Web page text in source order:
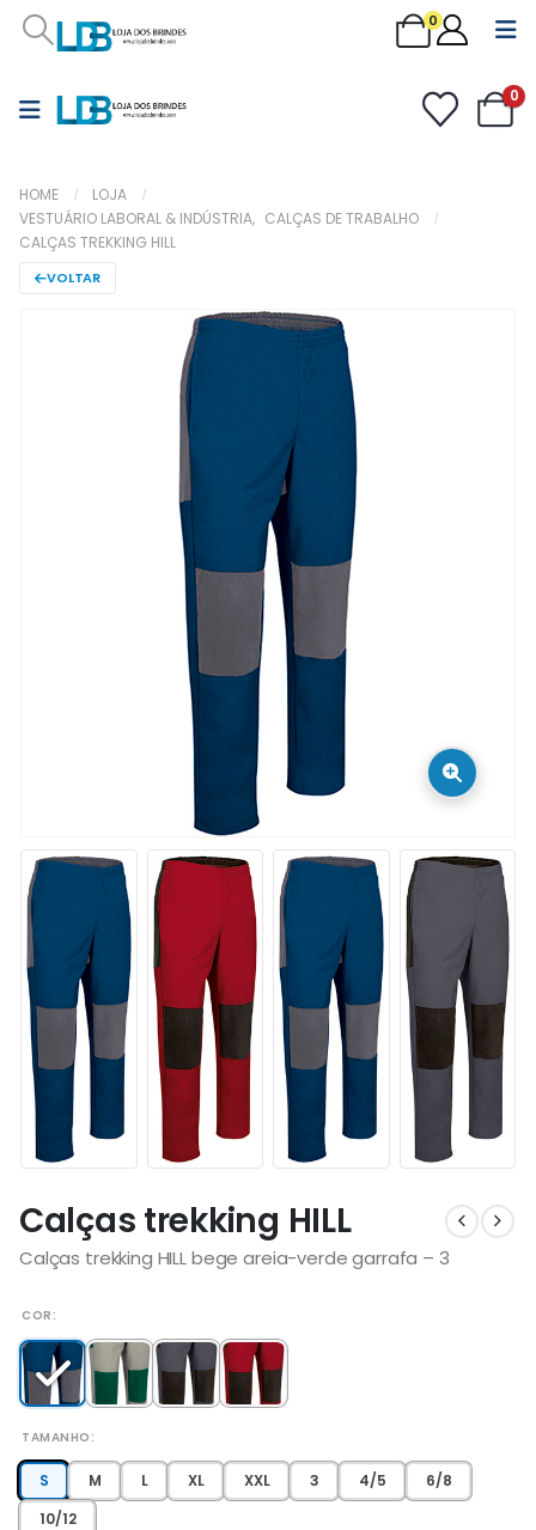
0
0
HOME
LOJA
VESTUÁRIO LABORAL & INDÚSTRIA, CALÇAS DE TRABALHO
CALÇAS TREKKING HILL
VOLTAR
Calças trekking HILL
Calças trekking HILL bege areia-verde garrafa – 3
COR
TAMANHO
S M L XL XXL 3 4/5
6/8
10/12